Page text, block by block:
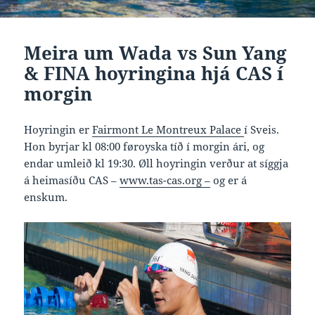
Meira um Wada vs Sun Yang
& FINA hoyringina hjá CAS í
morgin
Hoyringin erFairmont Le Montreux Palaceí Sveis.
Hon byrjar kl 08:00 føroyska tíð í morgin ári, og
endar umleið kl 19:30. Øll hoyringin verður at síggja
á heimasíðu CAS –www.tas-cas.org – og er á
enskum.